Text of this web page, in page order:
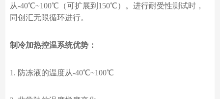
从-40℃~100℃（可扩展到150℃）。进行耐受性测试时，
同创汇无限循环进行。
制冷加热控温系统优势：
1. 防冻液的温度从-40℃~100℃